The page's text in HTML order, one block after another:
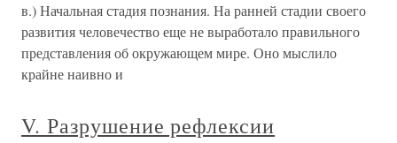
в.) Начальная стадия познания. На ранней стадии своего
развития человечество еще не выработало правильного
представления об окружающем мире. Оно мыслило
крайне наивно и
V. Разрушение рефлексии